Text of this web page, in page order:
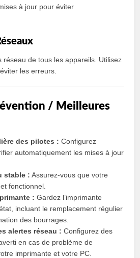
à jour pour éviter
réseau de tous les appareils. Utilisez
les erreurs.
/ Meilleures
des pilotes : Configurez
automatiquement les mises à jour
stable : Assurez-vous que votre
fonctionnel.
: Gardez l’imprimante
incluant le remplacement régulier
des bourrages.
alertes réseau : Configurez des
en cas de problème de
imprimante et votre PC.